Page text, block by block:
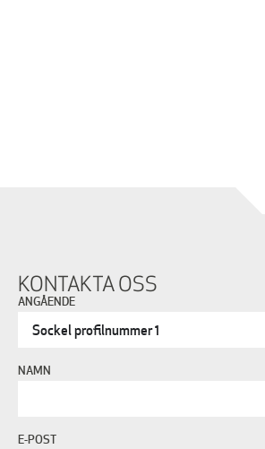
KONTAKTA OSS
ANGÅENDE
NAMN
E-POST